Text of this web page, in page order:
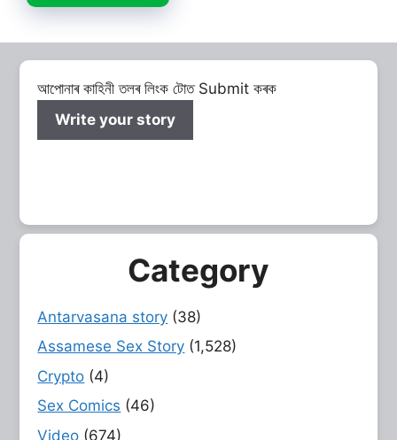
আপোনাৰ কাহিনী তলৰ লিংক টোত Submit কৰক
Write your story
Category
Antarvasana story (38)
Assamese Sex Story (1,528)
Crypto (4)
Sex Comics (46)
Video (674)